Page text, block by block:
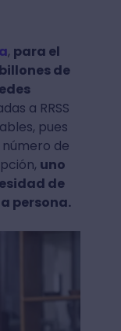
, para el
de
a RRSS
pues
de
uno
de
persona.